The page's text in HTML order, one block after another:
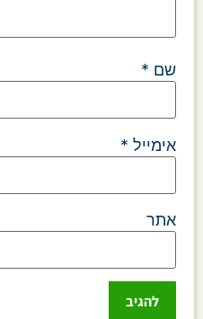
שם *
אימייל *
אתר